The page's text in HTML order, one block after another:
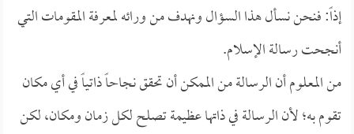
إذاً: فنحن نسأل هذا السؤال ونهدف من ورائه لمعرفة المقومات التي
أنجحت رسالة الإسلام.
من المعلوم أن الرسالة من الممكن أن تحقق نجاحاً ذاتياً في أي مكان
تقوم به؛ لأن الرسالة في ذاتها عظيمة تصلح لكل زمان ومكان، لكن